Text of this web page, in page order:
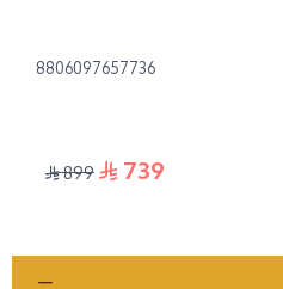
8806097657736
739
899